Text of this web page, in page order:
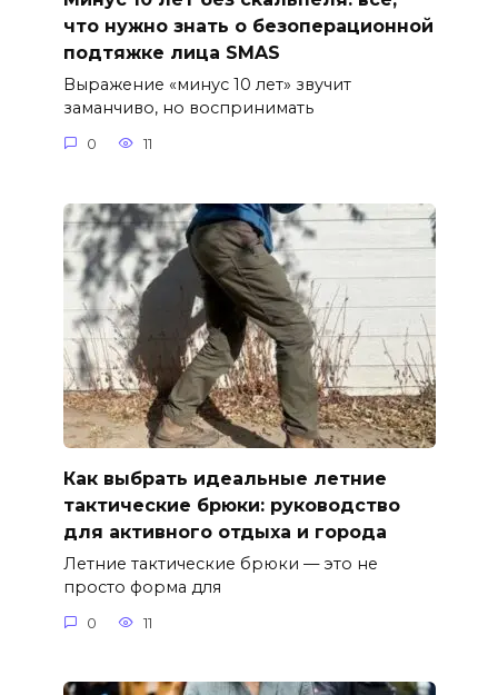
что нужно знать о безоперационной
подтяжке лица SMAS
Выражение «минус 10 лет» звучит
заманчиво, но воспринимать
0 11
Как выбрать идеальные летние
тактические брюки: руководство
для активного отдыха и города
Летние тактические брюки — это не
просто форма для
0 11